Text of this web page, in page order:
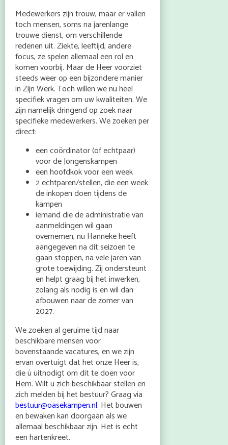
Medewerkers zijn trouw, maar er vallen
toch mensen, soms na jarenlange
trouwe dienst, om verschillende
redenen uit. Ziekte, leeftijd, andere
focus, ze spelen allemaal een rol en
komen voorbij. Maar de Heer voorziet
steeds weer op een bijzondere manier
in Zijn Werk. Toch willen we nu heel
specifiek vragen om uw kwaliteiten. We
zijn namelijk dringend op zoek naar
specifieke medewerkers. We zoeken per
direct:
een coördinator (of echtpaar)
voor de Jongenskampen
een hoofdkok voor een week
2 echtparen/stellen, die een week
de inkopen doen tijdens de
kampen
iemand die de administratie van
aanmeldingen wil gaan
overnemen, nu Hanneke heeft
aangegeven na dit seizoen te
gaan stoppen, na vele jaren van
grote toewijding. Zij ondersteunt
en helpt graag bij het inwerken,
zolang als nodig is en wil dan
afbouwen naar de zomer van
2027.
We zoeken al geruime tijd naar
beschikbare mensen voor
bovenstaande vacatures, en we zijn
ervan overtuigt dat het onze Heer is,
die ú uitnodigt om dit te doen voor
Hem. Wilt u zich beschikbaar stellen en
zich melden bij het bestuur? Graag via
bestuur@oasekampen.nl. Het bouwen
en bewaken kan doorgaan als we
allemaal beschikbaar zijn. Het is echt
een hartenkreet.